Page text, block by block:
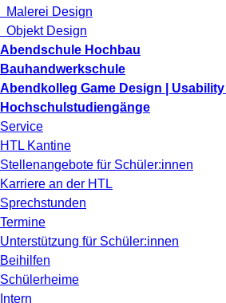
Malerei Design
Objekt Design
Abendschule Hochbau
Bauhandwerkschule
Abendkolleg Game Design |
Hochschulstudiengänge
Service
HTL Kantine
Stellenangebote für Schüler:innen
Karriere an der HTL
Sprechstunden
Termine
Unterstützung für Schüler:innen
Beihilfen
Schülerheime
Intern